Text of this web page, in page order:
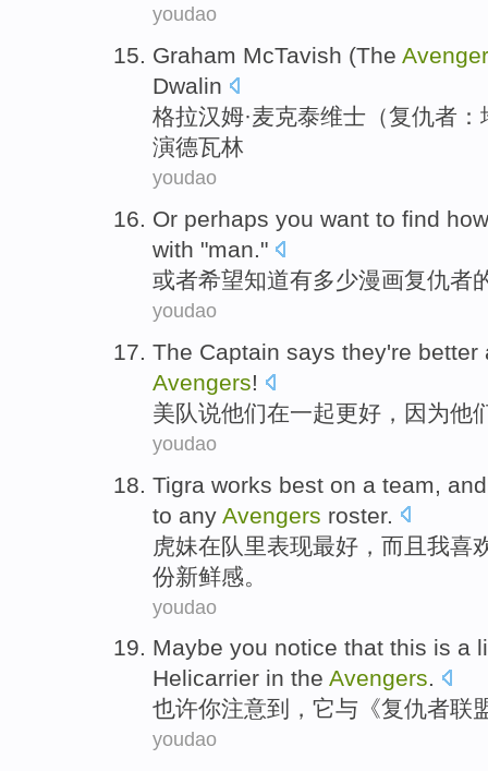
youdao
Graham McTavish (The
Dwalin
格拉汉姆·麦克泰维士 （复仇者
演德瓦林
youdao
Or perhaps you want to find
with "man."
或者希望知道有多少漫画复仇者
youdao
The Captain says they're better
Avengers!
美队说他们在一起更好 ，因为他
youdao
Tigra works best on a team, and
to any Avengers roster.
虎妹在队里表现最好 ， 而且 我喜
份新鲜感。
youdao
Maybe you notice that this is a
Helicarrier in the Avengers.
也许你注意到， 它与《复仇者联
youdao